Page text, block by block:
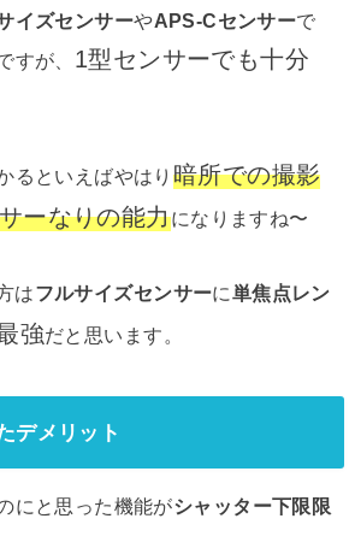
イズセンサーやAPS-Cセンサーで
すが、 1型センサーでも十分
るといえばやはり 暗所での撮影
ーなりの能力になりますね〜
はフルサイズセンサーに単焦点レン
強だと思います。
デメリット
にと思った機能がシャッター下限限